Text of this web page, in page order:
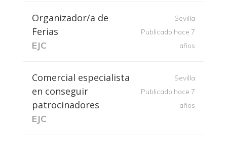
Organizador/a de
Ferias
EJC
Sevilla
Publicado hace 7
años
Comercial especialista
en conseguir
patrocinadores
EJC
Sevilla
Publicado hace 7
años